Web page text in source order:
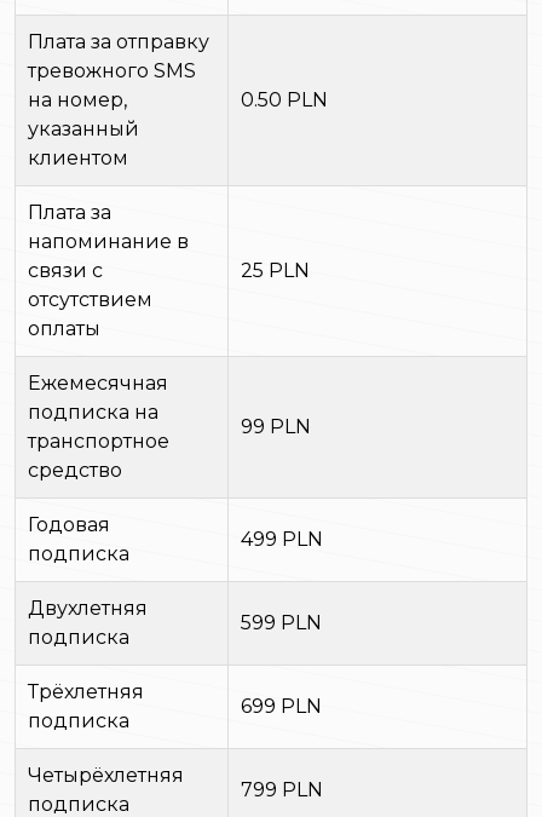
Плата за отправку
тревожного SMS
на номер,
указанный
клиентом
0.50 PLN
Плата за
напоминание в
связи с
отсутствием
оплаты
25 PLN
Ежемесячная
подписка на
транспортное
средство
99 PLN
Годовая
подписка
499 PLN
Двухлетняя
подписка
599 PLN
Трёхлетняя
подписка
699 PLN
Четырёхлетняя
подписка
799 PLN